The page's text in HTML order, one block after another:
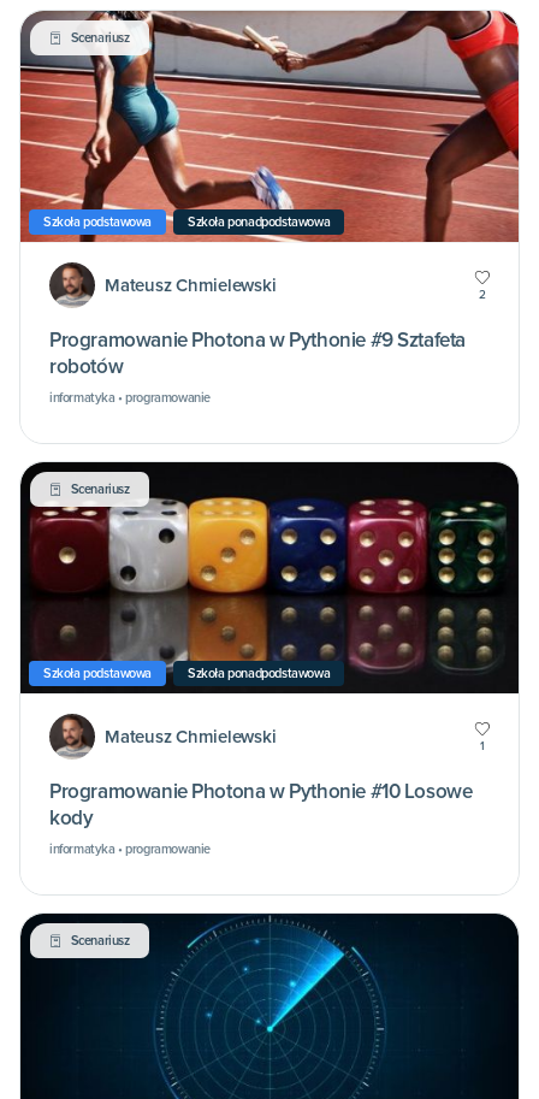
Scenariusz
Szkoła podstawowa Szkoła ponadpodstawowa
Mateusz Chmielewski 2
Programowanie Photona w Pythonie #9 Sztafeta
robotów
informatyka • programowanie
Scenariusz
Szkoła podstawowa Szkoła ponadpodstawowa
Mateusz Chmielewski 1
Programowanie Photona w Pythonie #10 Losowe
kody
informatyka • programowanie
Scenariusz